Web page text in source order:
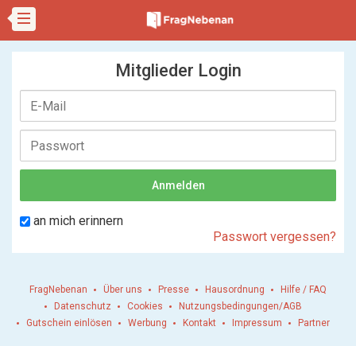
Mitglieder Login
an mich erinnern
Passwort vergessen?
FragNebenan Über uns Presse Hausordnung
Hilfe / FAQ
Datenschutz
Cookies
Nutzungsbedingungen/AGB
Gutschein einlösen
Werbung Kontakt Impressum Partner